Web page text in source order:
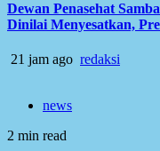
Dewan Penasehat
Dinilai Menyesatkan,
21 jam ago redaksi
news
2 min read